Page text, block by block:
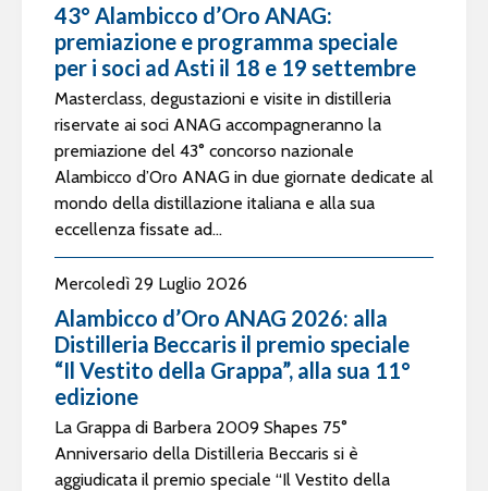
43° Alambicco d’Oro ANAG:
premiazione e programma speciale
per i soci ad Asti il 18 e 19 settembre
Masterclass, degustazioni e visite in distilleria
riservate ai soci ANAG accompagneranno la
premiazione del 43° concorso nazionale
Alambicco d’Oro ANAG in due giornate dedicate al
mondo della distillazione italiana e alla sua
eccellenza fissate ad...
Mercoledì 29 Luglio 2026
Alambicco d’Oro ANAG 2026: alla
Distilleria Beccaris il premio speciale
“Il Vestito della Grappa”, alla sua 11°
edizione
La Grappa di Barbera 2009 Shapes 75°
Anniversario della Distilleria Beccaris si è
aggiudicata il premio speciale “Il Vestito della